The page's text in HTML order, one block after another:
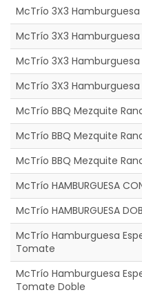
McTrío 3X3
McTrío 3X3
McTrío 3X3
McTrío 3X3
McTrío BBQ Mezquite
McTrío BBQ Mezquite
McTrío BBQ Mezquite
McTrío HAMBURGUESA
McTrío HAMBURGUESA
McTrío Hamburguesa
Tomate
McTrío Hamburguesa
Tomate Doble